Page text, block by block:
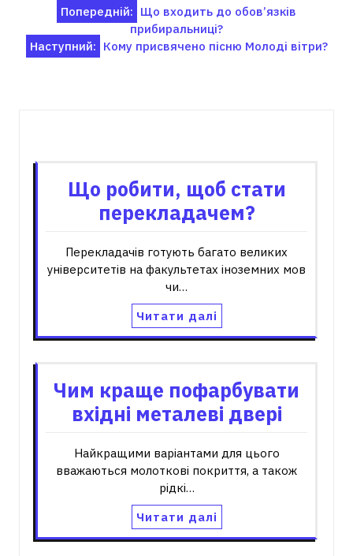
Навігація
записів
Попередній: Що входить до обов’язків
прибиральниці?
Наступний: Кому присвячено пісню Молоді вітри?
Що робити, щоб стати
перекладачем?
Перекладачів готують багато великих
університетів на факультетах іноземних мов
чи…
Читати далі
Чим краще пофарбувати
вхідні металеві двері
Найкращими варіантами для цього
вважаються молоткові покриття, а також
рідкі…
Читати далі